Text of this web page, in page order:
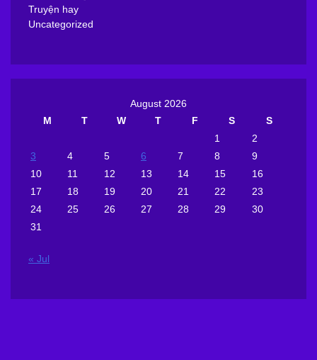
Truyện hay
Uncategorized
August 2026
M
T W T F S
S
1
2
3
4 5 6 7 8
9
10
11 12 13 14 15
16
17
18 19 20 21 22
23
24
25 26 27 28 29
30
31
« Jul